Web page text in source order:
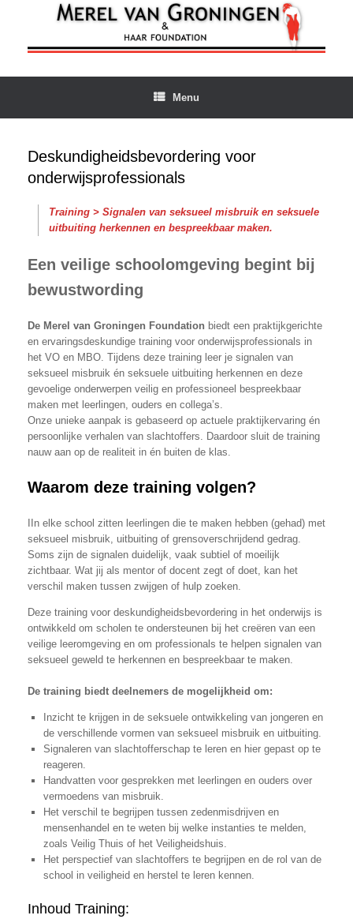
inhoud
Menu
Deskundigheidsbevordering voor
onderwijsprofessionals
Training > Signalen van seksueel misbruik en seksuele
uitbuiting herkennen en bespreekbaar maken.
Een veilige schoolomgeving begint bij
bewustwording
De Merel van Groningen Foundation biedt een praktijkgerichte
en ervaringsdeskundige training voor onderwijsprofessionals in
het VO en MBO. Tijdens deze training leer je signalen van
seksueel misbruik én seksuele uitbuiting herkennen en deze
gevoelige onderwerpen veilig en professioneel bespreekbaar
maken met leerlingen, ouders en collega’s.
Onze unieke aanpak is gebaseerd op actuele praktijkervaring én
persoonlijke verhalen van slachtoffers. Daardoor sluit de training
nauw aan op de realiteit in én buiten de klas.
Waarom deze training volgen?
IIn elke school zitten leerlingen die te maken hebben (gehad) met
seksueel misbruik, uitbuiting of grensoverschrijdend gedrag.
Soms zijn de signalen duidelijk, vaak subtiel of moeilijk
zichtbaar. Wat jij als mentor of docent zegt of doet, kan het
verschil maken tussen zwijgen of hulp zoeken.
Deze training voor deskundigheidsbevordering in het onderwijs is
ontwikkeld om scholen te ondersteunen bij het creëren van een
veilige leeromgeving en om professionals te helpen signalen van
seksueel geweld te herkennen en bespreekbaar te maken.
De training biedt deelnemers de mogelijkheid om:
Inzicht te krijgen in de seksuele ontwikkeling van jongeren en
de verschillende vormen van seksueel misbruik en uitbuiting.
Signaleren van slachtofferschap te leren en hier gepast op te
reageren.
Handvatten voor gesprekken met leerlingen en ouders over
vermoedens van misbruik.
Het verschil te begrijpen tussen zedenmisdrijven en
mensenhandel en te weten bij welke instanties te melden,
zoals Veilig Thuis of het Veiligheidshuis.
Het perspectief van slachtoffers te begrijpen en de rol van de
school in veiligheid en herstel te leren kennen.
Inhoud Training: